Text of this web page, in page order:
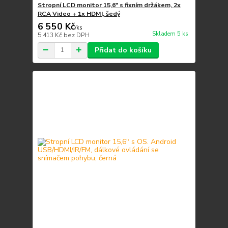
Stropní LCD monitor 15,6" s fixním držákem, 2x
RCA Video + 1x HDMI, šedý
6 550 Kč/ks
5 413 Kč bez DPH Skladem 5 ks
Přidat do košíku